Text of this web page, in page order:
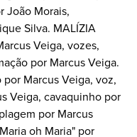
João Morais,
Silva. MALÍZIA
Veiga, vozes,
por Marcus Veiga.
Marcus Veiga, voz,
Veiga, cavaquinho por
por Marcus
oh Maria" por